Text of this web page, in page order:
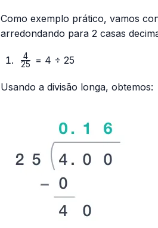
Como exemplo prático, vamos
arredondando para 2 casas
\frac{4}
25
4 = 4 ÷ 25
Usando a divisão longa, obtemos: